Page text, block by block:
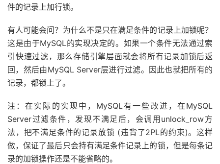
件的记录上加行锁。
有人可能会问？为什么不是只在满足条件的记录上加锁呢？
这是由于MySQL的实现决定的。如果一个条件无法通过索
引快速过滤，那么存储引擎层面就会将所有记录加锁后返
回，然后由MySQL Server层进行过滤。因此也就把所有的
记录，都锁上了。
注：在实际的实现中，MySQL有一些改进，在MySQL
Server过滤条件，发现不满足后，会调用unlock_row方
法，把不满足条件的记录放锁 (违背了2PL的约束)。这样
做，保证了最后只会持有满足条件记录上的锁，但是每条记
录的加锁操作还是不能省略的。